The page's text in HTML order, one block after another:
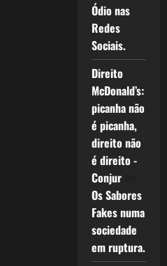
Ódio nas
Redes
Sociais.
Direito
McDonald’s:
picanha não
é picanha,
direito não
é direito -
Conjurem
Os Sabores
Fakes numa
sociedade
em ruptura.